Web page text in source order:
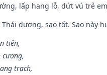
lấp hang lỗ, dứt vú trẻ
Thái dương, sao tốt. Sao
tiến,
trạch,